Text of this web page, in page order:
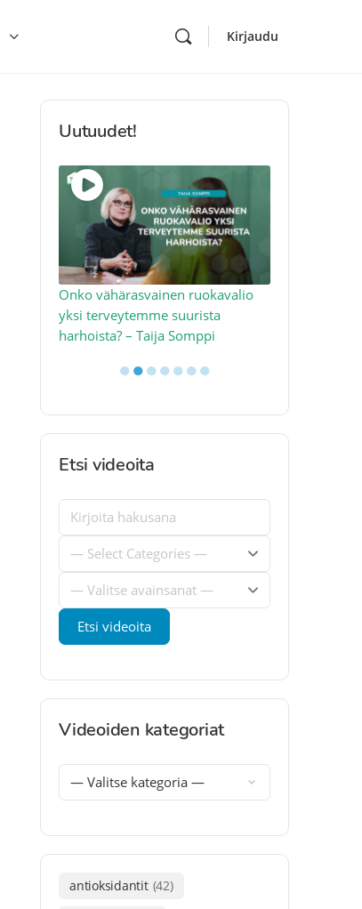
Kirjaudu
Uutuudet!
Onko vähärasvainen ruokavalio
yksi terveytemme suurista
harhoista? – Taija Somppi
●●●●●●●
Etsi videoita
Videoiden kategoriat
antioksidantit (42)